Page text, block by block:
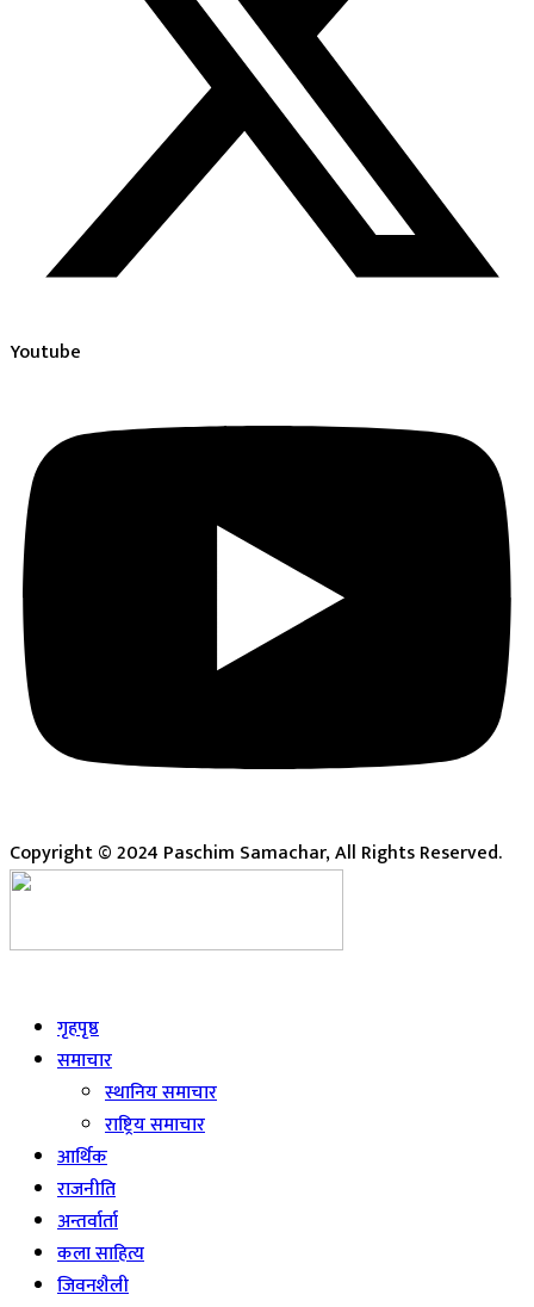
Youtube
Copyright © 2024 Paschim Samachar, All Rights Reserved.
गृहपृष्ठ
समाचार
स्थानिय समाचार
राष्ट्रिय समाचार
आर्थिक
राजनीति
अन्तर्वार्ता
कला साहित्य
जिवनशैली